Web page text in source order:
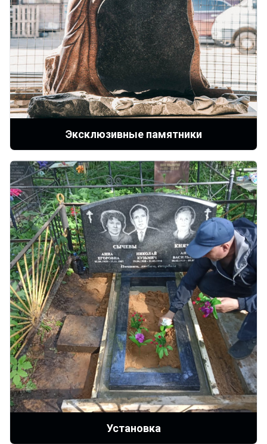
Эксклюзивные памятники
Установка